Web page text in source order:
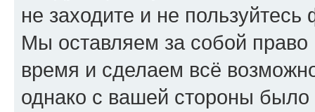
не заходите и не
Мы оставляем за собой
время и сделаем всё
однако с вашей стороны